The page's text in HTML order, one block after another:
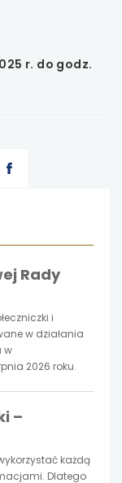
w nowej karcie
w nowej karcie
w nowej karcie
r. do godz.
uwaga,
otwiera
się
w
nowej
karcie
Rady
i
w działania
w
2026 roku.
–
każdą
Dlatego